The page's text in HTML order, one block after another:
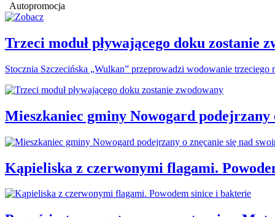
Autopromocja
Trzeci moduł pływającego doku zostanie
Stocznia Szczecińska „Wulkan” przeprowadzi wodowanie
Mieszkaniec gminy Nowogard podejrzany
Kąpieliska z czerwonymi flagami.